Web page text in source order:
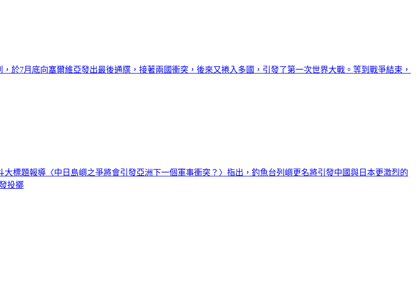
於7月底向塞爾維亞發出最後通牒，接著兩國衝突，後來又捲入多國，引發了第一次世界大戰。等到戰爭結束，
標題報導〈中日島嶼之爭將會引發亞洲下一個軍事衝突？〉指出，釣魚台列嶼更名將引發中國與日本更激烈的
投擲